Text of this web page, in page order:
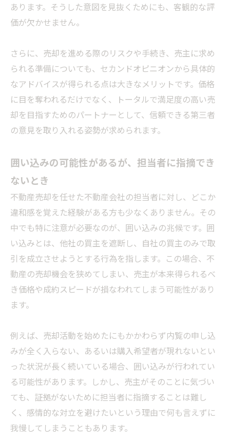
あります。そうした意図を見抜くためにも、客観的な評
価が欠かせません。
さらに、売却を進める際のリスクや手続き、売主に求め
られる準備についても、セカンドオピニオンから具体的
なアドバイスが得られる点は大きなメリットです。価格
に目を奪われるだけでなく、トータルで満足度の高い売
却を目指すためのパートナーとして、信頼できる第三者
の意見を取り入れる姿勢が求められます。
囲い込みの可能性があるが、担当者に指摘でき
ないとき
不動産売却を任せた不動産会社の担当者に対し、どこか
違和感を覚えた経験がある方も少なくありません。その
中でも特に注意が必要なのが、囲い込みの兆候です。囲
い込みとは、他社の買主を遮断し、自社の買主のみで取
引を成立させようとする行為を指します。この場合、不
動産の売却機会を狭めてしまい、売主が本来得られるべ
き価格や成約スピードが損なわれてしまう可能性があり
ます。
例えば、売却活動を始めたにもかかわらず内覧の申し込
みが全く入らない、あるいは購入希望者が現れないとい
った状況が長く続いている場合、囲い込みが行われてい
る可能性があります。しかし、売主がそのことに気づい
ても、証拠がないために担当者に指摘することは難し
く、感情的な対立を避けたいという理由で何も言えずに
我慢してしまうこともあります。